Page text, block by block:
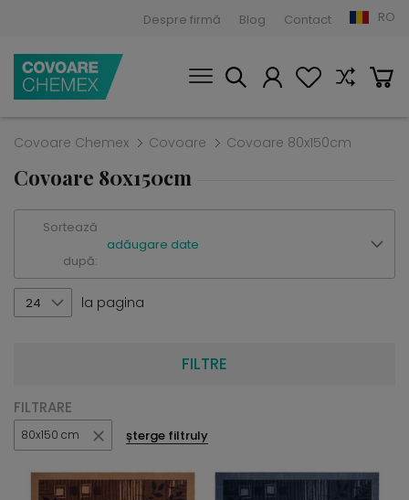
Despre firmă Blog Contact RO
Covoare Chemex Covoare Covoare 80x150cm
Covoare 80x150cm
Sortează
după:
adăugare date
24 la pagina
FILTRE
FILTRARE
80x150 cm șterge filtruly